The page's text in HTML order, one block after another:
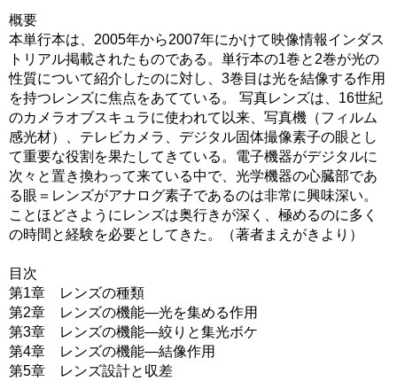
概要
本単行本は、2005年から2007年にかけて映像情報インダス
トリアル掲載されたものである。単行本の1巻と2巻が光の
性質について紹介したのに対し、3巻目は光を結像する作用
を持つレンズに焦点をあてている。 写真レンズは、16世紀
のカメラオブスキュラに使われて以来、写真機（フィルム
感光材）、テレビカメラ、デジタル固体撮像素子の眼とし
て重要な役割を果たしてきている。電子機器がデジタルに
次々と置き換わって来ている中で、光学機器の心臓部であ
る眼＝レンズがアナログ素子であるのは非常に興味深い。
ことほどさようにレンズは奥行きが深く、極めるのに多く
の時間と経験を必要としてきた。（著者まえがきより）
目次
第1章 レンズの種類
第2章 レンズの機能―光を集める作用
第3章 レンズの機能―絞りと集光ボケ
第4章 レンズの機能―結像作用
第5章 レンズ設計と収差